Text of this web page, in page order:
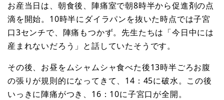
お産当日は、朝食後、陣痛室で朝8時半から促進剤の点
滴を開始。10時半にダイラパンを抜いた時点では子宮
口3センチで、陣痛もつかず。先生たちは「今日中には
産まれないだろう」と話していたそうです。
その後、お昼をムシャムシャ食べた後13時半ごろお腹
の張りが規則的になってきて、14：45に破水。この後
いっきに陣痛がつき、16：10に子宮口が全開。